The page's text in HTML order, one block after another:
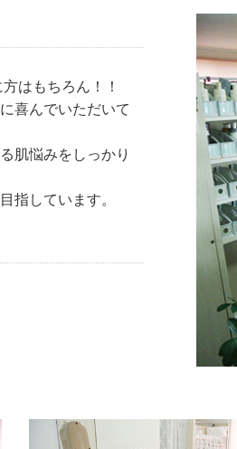
はもちろん！！
喜んでいただいて
肌悩みをしっかり
指しています。